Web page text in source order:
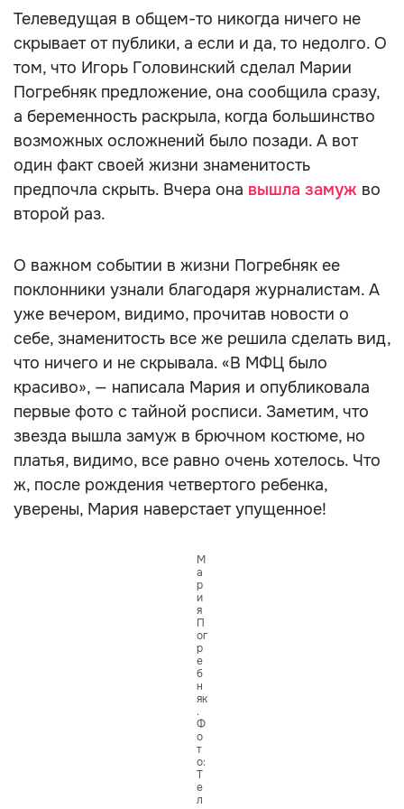
Телеведущая в общем-то никогда ничего не
скрывает от публики, а если и да, то недолго. О
том, что Игорь Головинский сделал Марии
Погребняк предложение, она сообщила сразу,
а беременность раскрыла, когда большинство
возможных осложнений было позади. А вот
один факт своей жизни знаменитость
предпочла скрыть. Вчера она вышла замуж во
второй раз.
О важном событии в жизни Погребняк ее
поклонники узнали благодаря журналистам. А
уже вечером, видимо, прочитав новости о
себе, знаменитость все же решила сделать вид,
что ничего и не скрывала. «В МФЦ было
красиво», — написала Мария и опубликовала
первые фото с тайной росписи. Заметим, что
звезда вышла замуж в брючном костюме, но
платья, видимо, все равно очень хотелось. Что
ж, после рождения четвертого ребенка,
уверены, Мария наверстает упущенное!
М
а
р
и
я
П
ог
р
е
б
н
як
.
Ф
о
т
о:
Т
е
л